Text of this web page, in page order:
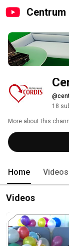
Centrum
18
More about this
Home Videos
Videos